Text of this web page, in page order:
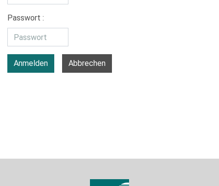
Passwort :
Anmelden Abbrechen